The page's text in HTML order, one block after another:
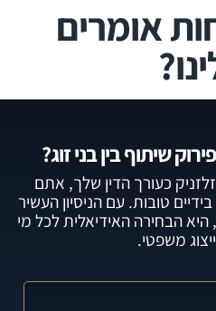
אומרים
שיתוף בין בני זוג?
כעורך הדין שלך, אתם
טובות. עם הניסיון העשיר
הבחירה האידיאלית לכל מי
משפטי.